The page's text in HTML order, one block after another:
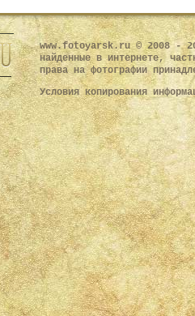
www.fotoyarsk.ru © 2008 -
найденные в интернете,
права на фотографии
Условия копирования